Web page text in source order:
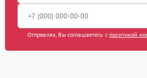
Отправляя, Вы соглашаетесь с политикой